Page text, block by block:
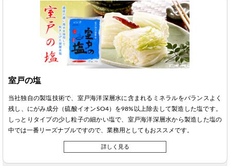
室戸の塩
当社独自の製塩技術で、室戸海洋深層水に含まれるミネラルをバランスよく
残し、にがみ成分（硫酸イオンSO4）を98%以上除去して製造した塩です。
しっとりタイプの少し粒子の細かい塩で、室戸海洋深層水から製造した塩の
中では一番リーズナブルですので、業務用としてもおススメです。
詳しく見る